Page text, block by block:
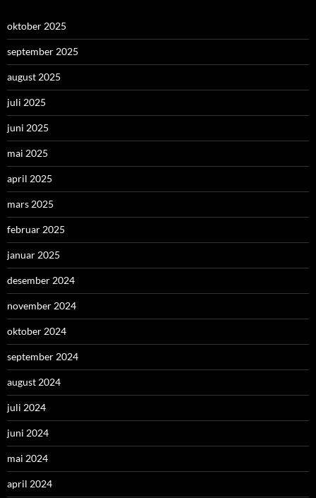
oktober 2025
september 2025
august 2025
juli 2025
juni 2025
mai 2025
april 2025
mars 2025
februar 2025
januar 2025
desember 2024
november 2024
oktober 2024
september 2024
august 2024
juli 2024
juni 2024
mai 2024
april 2024